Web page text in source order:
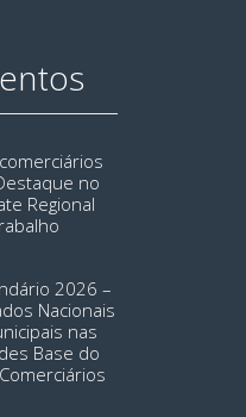
no
Regional
2026 –
Nacionais
nas
Base do